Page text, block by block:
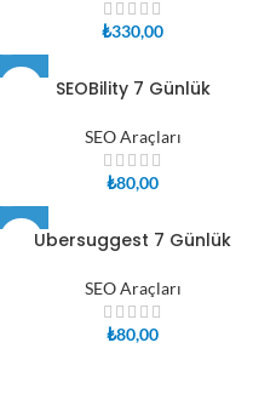
₺330,00
SEOBility 7 Günlük
SEO Araçları
₺80,00
Ubersuggest 7 Günlük
SEO Araçları
₺80,00